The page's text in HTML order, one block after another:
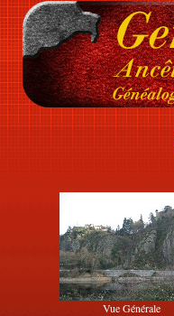
Vue Générale